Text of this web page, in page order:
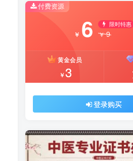
付费资源
￥ 6 限时特惠
￥9
黄金会员
￥3
登录购买